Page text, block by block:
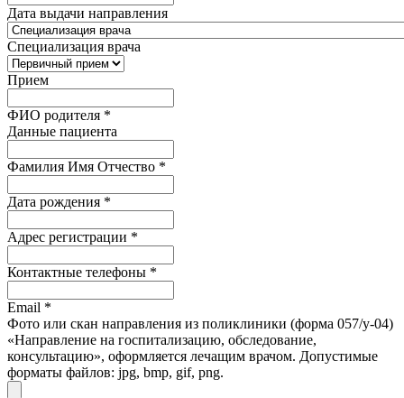
Дата выдачи направления
Специализация врача
Прием
ФИО родителя *
Данные пациента
Фамилия Имя Отчество *
Дата рождения *
Адрес регистрации *
Контактные телефоны *
Email *
Фото или скан направления из поликлиники (форма 057/у-04)
«Направление на госпитализацию, обследование,
консультацию», оформляется лечащим врачом. Допустимые
форматы файлов: jpg, bmp, gif, png.